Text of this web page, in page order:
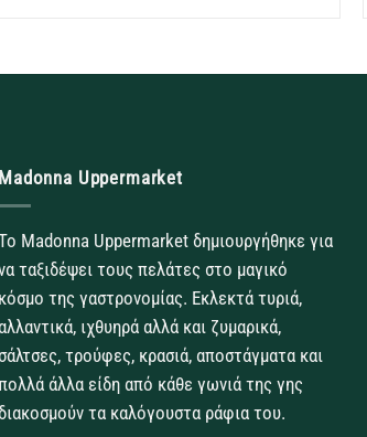
Madonna Uppermarket
Madonna Uppermarket δημιουργήθηκε για
ταξιδέψει τους πελάτες στο μαγικό
κόσμο της γαστρονομίας. Εκλεκτά τυριά,
ιχθυηρά αλλά και ζυμαρικά,
τρούφες, κρασιά, αποστάγματα και
άλλα είδη από κάθε γωνιά της γης
τα καλόγουστα ράφια του.